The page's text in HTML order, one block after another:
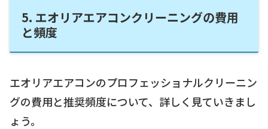
5. エオリアエアコンクリーニングの費用
と頻度
エオリアエアコンのプロフェッショナルクリーニン
グの費用と推奨頻度について、詳しく見ていきまし
ょう。